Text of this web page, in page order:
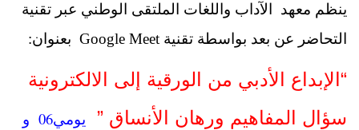
ينظم معهد
الآداب واللغات الملتقى الوطني عبر تقنية
التحاضر عن بعد بواسطة تقنية Google Meet بعنوان:
“الإبداع الأدبي من الورقية إلى الالكترونية
سؤال المفاهيم ورهان الأنساق ”
يومي06 و